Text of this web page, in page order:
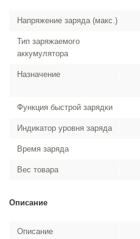
Напряжение заряда (макс.)
Тип заряжаемого
аккумулятора
Назначение
Функция быстрой зарядки
Индикатор уровня заряда
Время заряда
Вес товара
Описание
Описание